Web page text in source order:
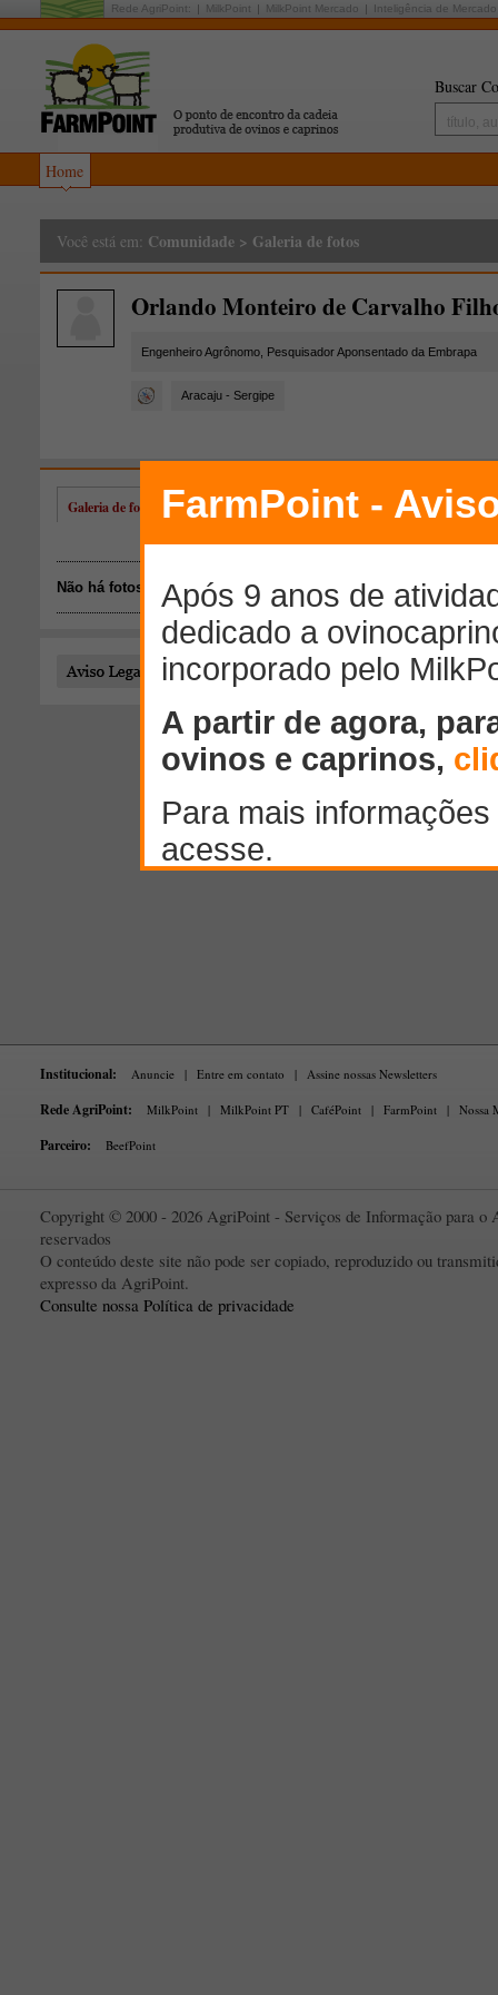
Rede AgriPoint: MilkPoint MilkPoint Mercado Inteligência de Mercado
Buscar
Home
Você está em: Comunidade > Galeria de fotos
Orlando Monteiro de Carvalho
Engenheiro Agrônomo, Pesquisador Aponsentado da Embrapa
Aracaju - Sergipe
Galeria de fotos de Orlando Monteiro de Carvalho Filho
Não há fotos disponíveis.
Todo o conteúdo publicado por este usuário é de
Institucional: Anuncie | Entre em contato | Assine nossas Newsletters
Rede AgriPoint: MilkPoint | MilkPoint PT | CaféPoint | FarmPoint | Nossa
Parceiro: BeefPoint
Copyright © 2000 - 2026 AgriPoint - Serviços de Informação para o
reservados
O conteúdo deste site não pode ser copiado, reproduzido ou
expresso da AgriPoint.
Consulte nossa Política de privacidade